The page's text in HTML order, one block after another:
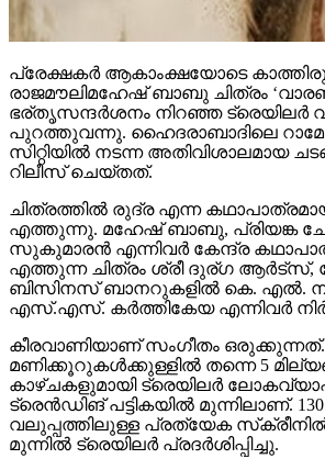
പ്രേക്ഷകര്‍ ആകാംക്ഷയോടെ
രാജമൗലിമഹേഷ് ബാബു ചിത്രം
ഭര്തൃസന്ദര്‍ശനം നിറഞ്ഞ ട്രെയിലര്‍
പുറത്തുവന്നു. ഹൈദരാബാദിലെ
സിറ്റിയില്‍ നടന്ന അതിവിശാലമായ
റിലീസ് ചെയ്തത്.
ചിത്രത്തില്‍ രുദ്ര എന്ന
എത്തുന്നു. മഹേഷ് ബാബു, പ്രിയങ്ക
സുകുമാരന്‍ എന്നിവര്‍ കേന്ദ്ര
എത്തുന്ന ചിത്രം ശ്രീ ദുര്ഗ ആര്‍ട്‌സ്,
ബിസിനസ് ബാനറുകളില്‍ കെ. എല്‍.
എസ്.എസ്. കര്‍ത്തികേയ എന്നിവര്‍
കീരവാണിയാണ് സംഗീതം
മണിക്കൂറുകള്‍ക്കുള്ളില്‍ തന്നെ 5
കാഴ്ചകളുമായി ട്രെയിലര്‍
ട്രെന്‍ഡിങ് പട്ടികയില്‍ മുന്നിലാണ്.
വലുപ്പത്തിലുള്ള പ്രത്യേക
മുന്നില്‍ ട്രെയിലര്‍ പ്രദര്‍ശിപ്പിച്ചു.